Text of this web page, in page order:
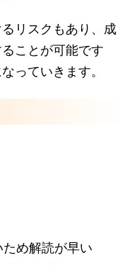
リスクもあり、成
ことが可能です
っていきます。
め解読が早い